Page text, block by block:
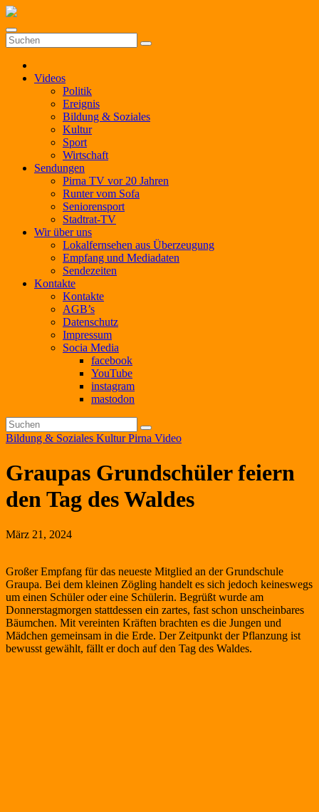
Zum
springen
Videos
Politik
Ereignis
Bildung & Soziales
Kultur
Sport
Wirtschaft
Sendungen
Pirna TV vor 20 Jahren
Runter vom Sofa
Seniorensport
Stadtrat-TV
Wir über uns
Lokalfernsehen aus Überzeugung
Empfang und Mediadaten
Sendezeiten
Kontakte
Kontakte
AGB’s
Datenschutz
Impressum
Socia Media
facebook
YouTube
instagram
mastodon
Bildung & Soziales KulturPirna Video
Graupas Grundschüler feiern
den Tag des Waldes
März 21, 2024
Großer Empfang für das neueste Mitglied an der Grundschule
Graupa. Bei dem kleinen Zögling handelt es sich jedoch keineswegs
um einen Schüler oder eine Schülerin. Begrüßt wurde am
Donnerstagmorgen stattdessen ein zartes, fast schon unscheinbares
Bäumchen. Mit vereinten Kräften brachten es die Jungen und
Mädchen gemeinsam in die Erde. Der Zeitpunkt der Pflanzung ist
bewusst gewählt, fällt er doch auf den Tag des Waldes.